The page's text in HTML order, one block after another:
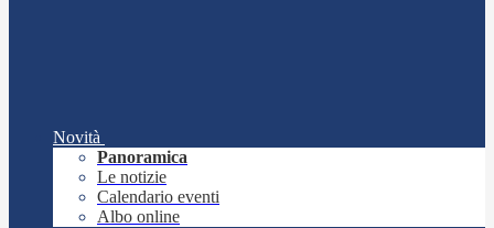
Novità
Panoramica
Le notizie
Calendario eventi
Albo online